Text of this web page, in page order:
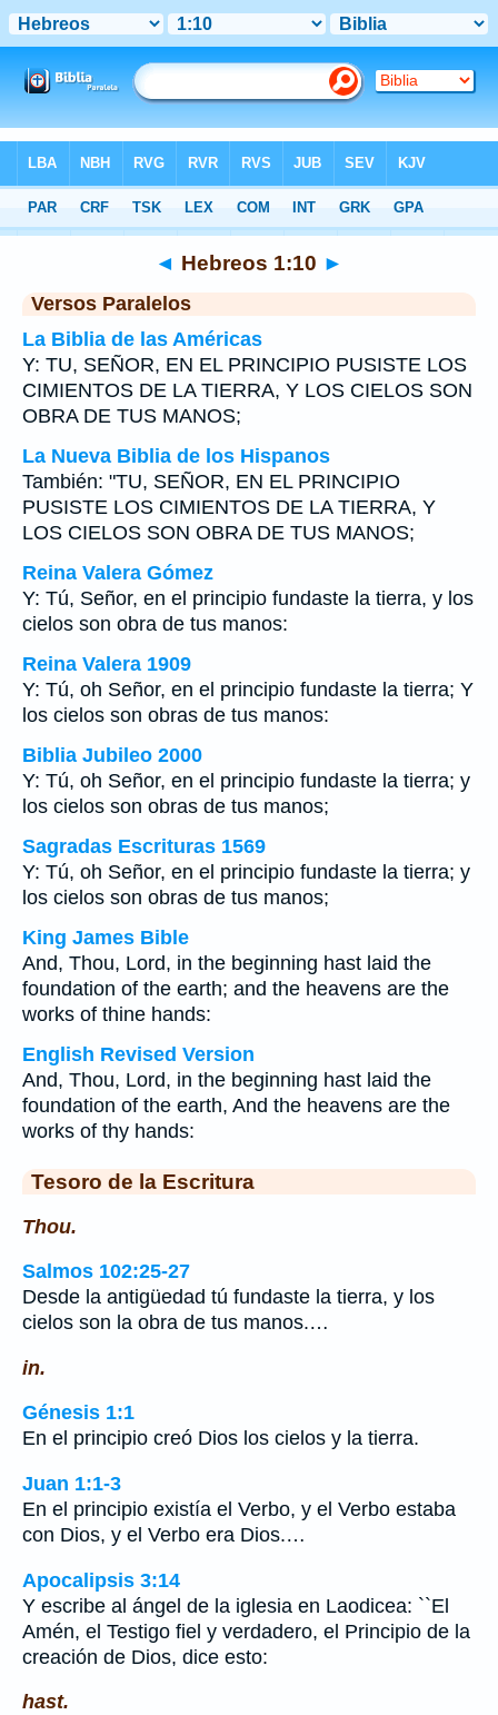
>Hebreos Capítulo 1 > Verso 10
◄ Hebreos 1:10 ►
Versos Paralelos
La Biblia de las Américas
Y: TU, SEÑOR, EN EL PRINCIPIO PUSISTE LOS
CIMIENTOS DE LA TIERRA, Y LOS CIELOS SON
OBRA DE TUS MANOS;
La Nueva Biblia de los Hispanos
También: "TU, SEÑOR, EN EL PRINCIPIO
PUSISTE LOS CIMIENTOS DE LA TIERRA, Y
LOS CIELOS SON OBRA DE TUS MANOS;
Reina Valera Gómez
Y: Tú, Señor, en el principio fundaste la tierra, y los
cielos son obra de tus manos:
Reina Valera 1909
Y: Tú, oh Señor, en el principio fundaste la tierra; Y
los cielos son obras de tus manos:
Biblia Jubileo 2000
Y: Tú, oh Señor, en el principio fundaste la tierra; y
los cielos son obras de tus manos;
Sagradas Escrituras 1569
Y: Tú, oh Señor, en el principio fundaste la tierra; y
los cielos son obras de tus manos;
King James Bible
And, Thou, Lord, in the beginning hast laid the
foundation of the earth; and the heavens are the
works of thine hands:
English Revised Version
And, Thou, Lord, in the beginning hast laid the
foundation of the earth, And the heavens are the
works of thy hands:
Tesoro de la Escritura
Thou.
Salmos 102:25-27
Desde la antigüedad tú fundaste la tierra, y los
cielos son la obra de tus manos.…
in.
Génesis 1:1
En el principio creó Dios los cielos y la tierra.
Juan 1:1-3
En el principio existía el Verbo, y el Verbo estaba
con Dios, y el Verbo era Dios.…
Apocalipsis 3:14
Y escribe al ángel de la iglesia en Laodicea: ``El
Amén, el Testigo fiel y verdadero, el Principio de la
creación de Dios, dice esto:
hast.